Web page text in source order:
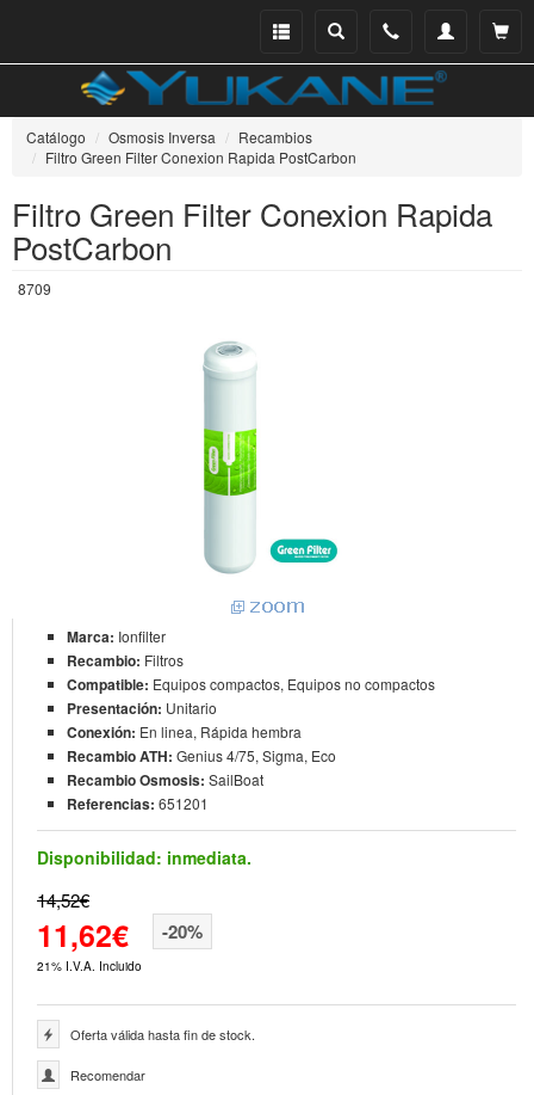
Ver
Mi
Teléfono
Buscar
Menu
Catálogo Osmosis Inversa
Recambios
Filtro Green Filter Conexion Rapida PostCarbon
Filtro Green Filter Conexion Rapida
PostCarbon
8709
Marca: Ionfilter
Recambio: Filtros
Compatible: Equipos compactos, Equipos no compactos
Presentación: Unitario
Conexión: En linea, Rápida hembra
Recambio ATH: Genius 4/75, Sigma, Eco
Recambio Osmosis: SailBoat
Referencias: 651201
Disponibilidad: inmediata.
14,52€
11,62€ -20%
21% I.V.A. Incluido
Oferta válida hasta fin de stock.
Recomendar